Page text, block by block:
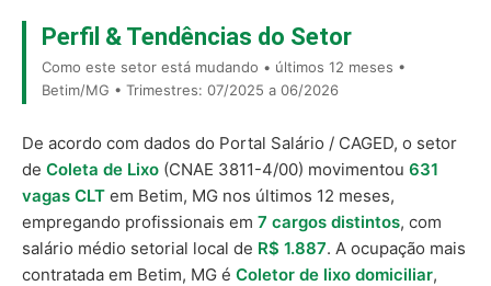
Perfil & Tendências do Setor
Como este setor está mudando • últimos 12 meses •
Betim/MG • Trimestres: 07/2025 a 06/2026
De acordo com dados do Portal Salário / CAGED, o setor
de Coleta de Lixo (CNAE 3811-4/00) movimentou 631
vagas CLT em Betim, MG nos últimos 12 meses,
empregando profissionais em 7 cargos distintos, com
salário médio setorial local de R$ 1.887. A ocupação mais
contratada em Betim, MG é Coletor de lixo domiciliar,